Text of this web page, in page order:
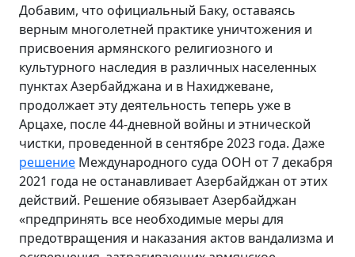
Добавим, что официальный Баку, оставаясь
верным многолетней практике уничтожения и
присвоения армянского религиозного и
культурного наследия в различных населенных
пунктах Азербайджана и в Нахиджеване,
продолжает эту деятельность теперь уже в
Арцахе, после 44-дневной войны и этнической
чистки, проведенной в сентябре 2023 года. Даже
решение Международного суда ООН от 7 декабря
2021 года не останавливает Азербайджан от этих
действий. Решение обязывает Азербайджан
«предпринять все необходимые меры для
предотвращения и наказания актов вандализма и